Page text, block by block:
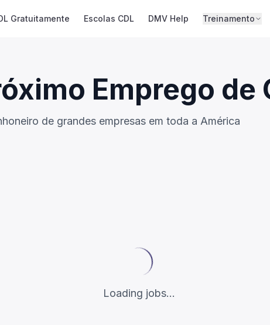
Gratuitamente Escolas CDL DMV Help Treinamento
Emprego de
de grandes empresas em toda a América
Loading jobs...